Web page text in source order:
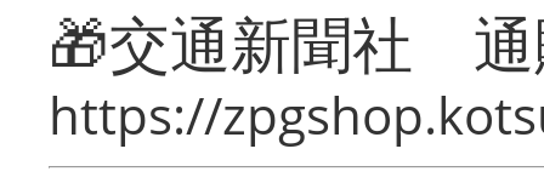
🎁交通新聞社
https://